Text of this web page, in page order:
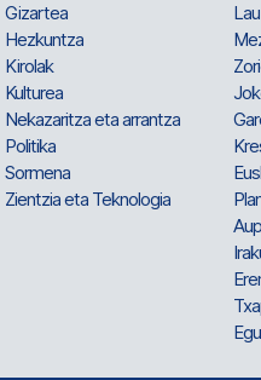
Gizartea
Hezkuntza
Kirolak
Kulturea
Nekazaritza eta arrantza
Politika
Sormena
Zientzia eta Teknologia